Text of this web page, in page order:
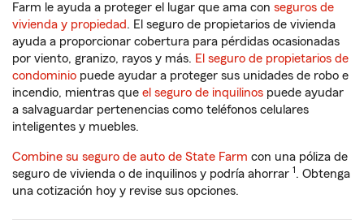
Farm le ayuda a proteger el lugar que ama con seguros de
vivienda y propiedad. El seguro de propietarios de vivienda
ayuda a proporcionar cobertura para pérdidas ocasionadas
por viento, granizo, rayos y más. El seguro de propietarios de
condominio puede ayudar a proteger sus unidades de robo e
incendio, mientras que el seguro de inquilinos puede ayudar
a salvaguardar pertenencias como teléfonos celulares
inteligentes y muebles.
Combine su seguro de auto de State Farm con una póliza de
seguro de vivienda o de inquilinos y podría ahorrar 1. Obtenga
una cotización hoy y revise sus opciones.